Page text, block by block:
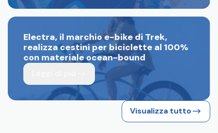
Electra, il marchio e-bike di Trek,
realizza cestini per biciclette al 100%
con materiale ocean-bound
Visualizza tutto